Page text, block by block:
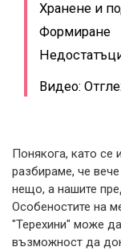
Хранене и
Формиране
Видео:
Понякога, като се
разбираме, че
нещо, а нашите
Особеностите на
"Терехини" може
възможност да